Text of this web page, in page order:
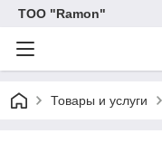
ТОО "Ramon"
Товары и услуги